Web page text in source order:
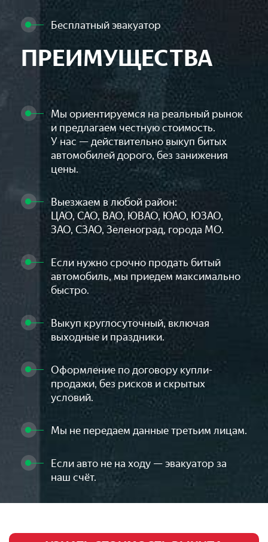
Бесплатный эвакуатор
ПРЕИМУЩЕСТВА
Мы ориентируемся на реальный рынок
и предлагаем честную стоимость.
У нас — действительно выкуп битых
автомобилей дорого, без занижения
цены.
Выезжаем в любой район:
ЦАО, САО, ВАО, ЮВАО, ЮАО, ЮЗАО,
ЗАО, СЗАО, Зеленоград, города МО.
Если нужно срочно продать битый
автомобиль, мы приедем максимально
быстро.
Выкуп круглосуточный, включая
выходные и праздники.
Оформление по договору купли-
продажи, без рисков и скрытых
условий.
Мы не передаем данные третьим лицам.
Если авто не на ходу — эвакуатор за
наш счёт.